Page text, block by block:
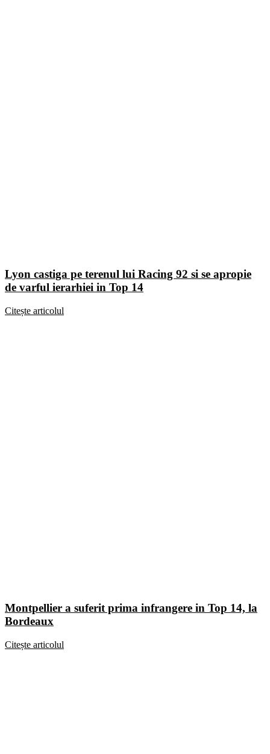
Lyon castiga pe terenul lui Racing 92 si se apropie
de varful ierarhiei in Top 14
Citește articolul
Montpellier a suferit prima infrangere in Top 14, la
Bordeaux
Citește articolul